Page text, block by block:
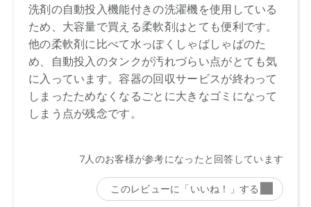
ボトル、キャップ
【原産国】
ニュージーランド
【メーカー品番】
店舗でお問い合わせの際には、下記品番をお伝え下さい。
9420015000283
商品によっては、お届けまで１～２週間かかる場合がござい
ますので予めご了承ください。
※代引き不可商品です。別の決済方法をご選択ください。